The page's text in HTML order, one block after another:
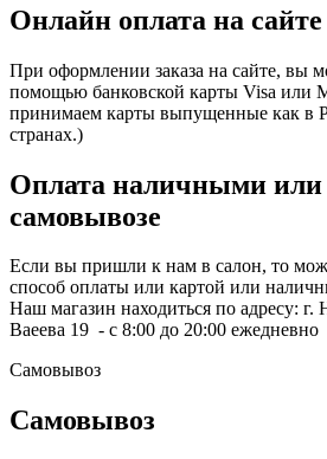
Онлайн оплата на сайте
При оформлении заказа на сайте, вы
помощью банковской карты Visa или
принимаем карты выпущенные как в
странах.)
Оплата наличными или
самовывозе
Если вы пришли к нам в салон, то
способ оплаты или картой или
Наш магазин находиться по адресу:
Ваеева 19 - с 8:00 до 20:00 ежедневно
Самовывоз
Самовывоз